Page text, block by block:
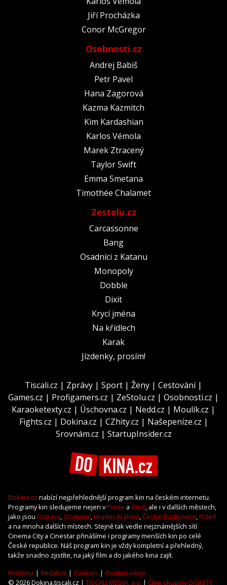
Jiří Procházka
Conor McGregor
Osobnosti.cz
Andrej Babiš
Petr Pavel
Hana Zagorová
Kazma Kazmitch
Kim Kardashian
Karlos Vémola
Marek Ztracený
Taylor Swift
Emma Smetana
Timothée Chalamet
Zestolu.cz
Carcassonne
Bang
Osadníci z Katanu
Monopoly
Dobble
Dixit
Krycí jména
Na křídlech
Karak
Jízdenky, prosím!
Tiscali.cz | Zprávy | Sport | Ženy | Cestování|
Games.cz | Profigamers.cz | ZeStolu.cz | Osobnosti.cz |
Karaoketexty.cz | Úschovna.cz | Nedd.cz | Moulík.cz |
Fights.cz | Dokina.cz | CZhity.cz | Našepeníze.cz |
Srovnám.cz | StartupInsider.cz
Dokina.cz nabízí nejpřehlednější program kin na českém internetu.
Programy kin sledujeme nejen vPraze a Brně, ale i v dalších městech,
jako jsou Ostrava, Olomouc,Hradec Králové,České Budějovice,Plzeň
a na mnoha dalších místech. Stejně tak vedle nejznámějších sítí
Cinema City a Cinestar přinášíme i programy menších kin po celé
České republice. Náš program kin je vždy kompletní a přehledný,
takže snadno zjistíte, na jaký film a do jakého kina zajít.
Reklama | Redakce | Cookies | Osobní údaje
© 2026 Dokina.tiscali.cz | TISCALI MEDIA, a.s. | Člen skupiny DIGNITY,